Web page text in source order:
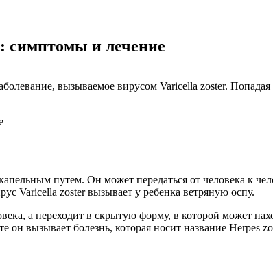
и лечение
вызываемое вирусом Varicella zoster. Попадая
путем. Он может передаться от человека к
Varicella zoster вызывает у ребенка ветряную оспу.
а переходит в скрытую форму, в которой может
он вызывает болезнь, которая носит название